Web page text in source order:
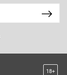
18+